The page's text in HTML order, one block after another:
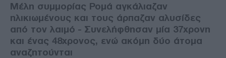
Μέλη συμμορίας Ρομά αγκάλιαζαν
ηλικιωμένους και τους άρπαζαν αλυσίδες
από τον λαιμό - Συνελήφθησαν μία 37χρονη
και ένας 48χρονος, ενώ ακόμη δύο άτομα
αναζητούνται